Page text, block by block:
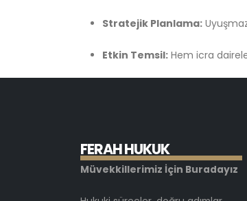
Stratejik Planlama:
Etkin Temsil: Hem icra
FERAHHUKUK
Müvekkillerimiz İçin Buradayız